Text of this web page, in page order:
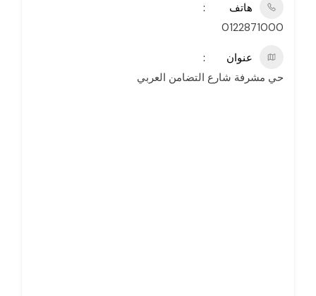
هاتف
0122871000
عنوان
حي مشرفة شارع التضامن العربي